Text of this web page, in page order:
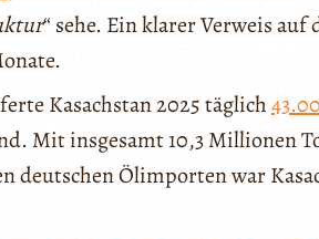
“ sehe. Ein klarer Verweis auf
Kasachstan 2025 täglich
Mit insgesamt 10,3 Millionen
deutschen Ölimporten war